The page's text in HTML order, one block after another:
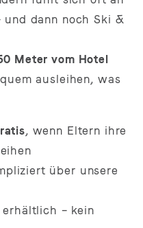
dann noch Ski &
Meter vom Hotel
ausleihen, was
, wenn Eltern ihre
über unsere
– kein